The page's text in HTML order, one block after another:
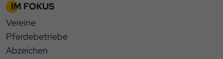
IM FOKUS
Vereine
Pferdebetriebe
Abzeichen